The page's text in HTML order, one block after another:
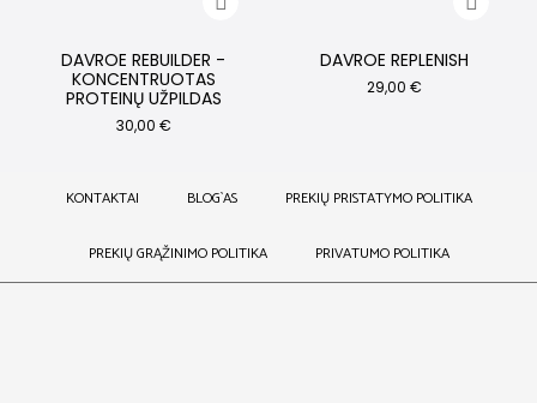
DAVROE REBUILDER -
KONCENTRUOTAS
PROTEINŲ UŽPILDAS
30,00 €
DAVROE REPLENISH
29,00 €
KONTAKTAI BLOG`AS PREKIŲ PRISTATYMO POLITIKA
PREKIŲ GRĄŽINIMO POLITIKA PRIVATUMO POLITIKA